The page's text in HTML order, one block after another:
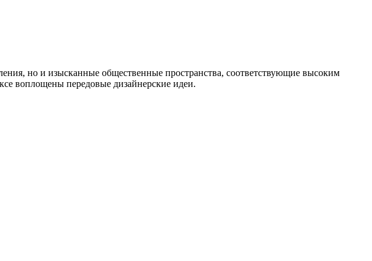
но и изысканные общественные пространства, соответствующие высоким
воплощены передовые дизайнерские идеи.